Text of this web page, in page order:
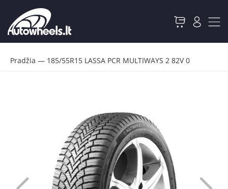
Pradžia — 185/55R15 LASSA PCR MULTIWAYS 2 82V 0